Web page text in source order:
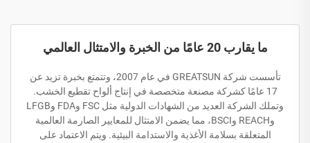
ما يقارب 20 عامًا من الخبرة والامتثال العالمي
تأسست شركة GREATSUN في عام 2007، وتتمتع بخبرة تزيد عن
17 عامًا كشركة مصنعة متخصصة في إنتاج ألواح تقطيع الخشب.
وتملك الشركة العديد من الشهادات الدولية مثل FSC وFDA وLFGB
وREACH وBSCI، مما يضمن الامتثال للمعايير الصارمة العالمية
المتعلقة بسلامة الأغذية والاستدامة البيئية. ويتم الاعتماد على